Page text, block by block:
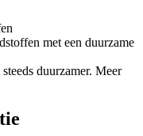
met een duurzame
duurzamer. Meer